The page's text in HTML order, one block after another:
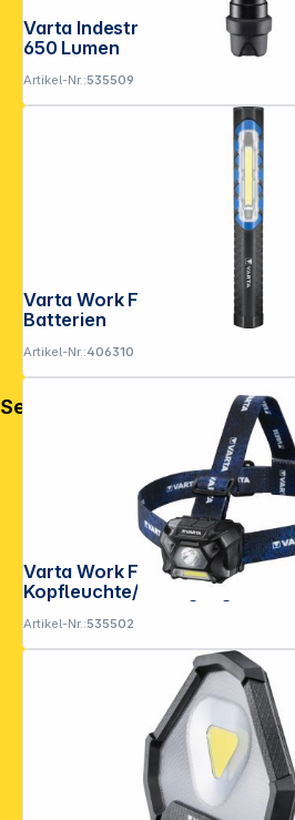
Varta Indestructible F30 Pro 6 Watt LED Aluminium
650 Lumen
Artikel-Nr.:535509
Varta Work Flex Pocket Light inkl. 3 x AAA
Batterien
Artikel-Nr.:406310
Varta Work Flex Motion Sensor H20
Kopfleuchte/Bewegungssensor
Artikel-Nr.:535502
Service